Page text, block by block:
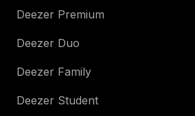
Deezer Premium
Deezer Duo
Deezer Family
Deezer Student